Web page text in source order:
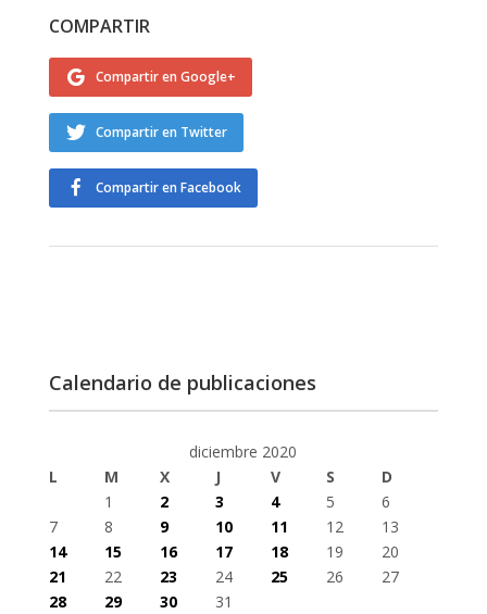
COMPARTIR
Compartir en Google+
Compartir en Twitter
Compartir en Facebook
Calendario de publicaciones
diciembre 2020
L
M X J V S
D
1
2 3 4 5
6
7
8 9 10 11 12
13
14
15 16 17 18 19
20
21
22 23 24 25 26
27
28
29 30
31